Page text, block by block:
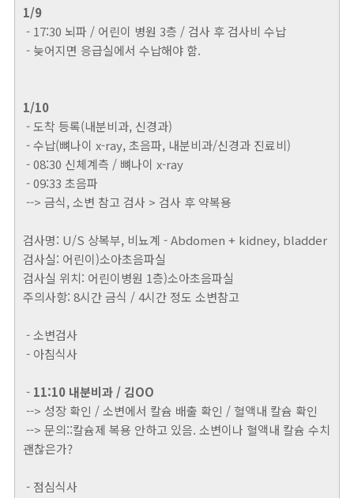
1/9
- 17:30 뇌파 / 어린이 병원 3층 / 검사 후 검사비 수납
- 늦어지면 응급실에서 수납해야 함.
1/10
- 도착 등록(내분비과, 신경과)
- 수납(뼈나이 x-ray, 초음파, 내분비과/신경과 진료비)
- 08:30 신체계측 / 뼈나이 x-ray
- 09:33 초음파
--> 금식, 소변 참고 검사 > 검사 후 약복용
검사명: U/S 상복부, 비뇨계 - Abdomen + kidney, bladder
검사실: 어린이)소아초음파실
검사실 위치: 어린이병원 1층)소아초음파실
주의사항: 8시간 금식 / 4시간 정도 소변참고
- 소변검사
- 아침식사
- 11:10 내분비과 / 김OO
--> 성장 확인 / 소변에서 칼슘 배출 확인 / 혈액내 칼슘 확인
--> 문의::칼슘제 복용 안하고 있음. 소변이나 혈액내 칼슘 수치
괜찮은가?
- 점심식사